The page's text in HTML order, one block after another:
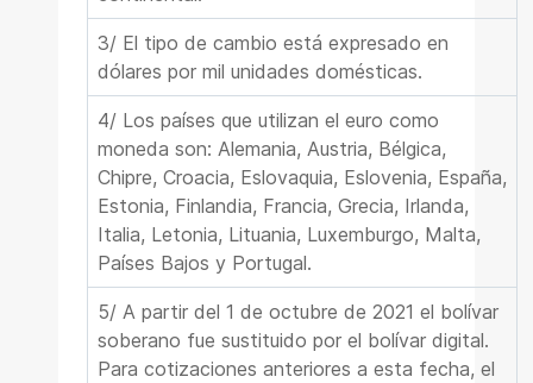
3/ El tipo de cambio está expresado en
dólares por mil unidades domésticas.
4/ Los países que utilizan el euro como
moneda son: Alemania, Austria, Bélgica,
Chipre, Croacia, Eslovaquia, Eslovenia, España,
Estonia, Finlandia, Francia, Grecia, Irlanda,
Italia, Letonia, Lituania, Luxemburgo, Malta,
Países Bajos y Portugal.
5/ A partir del 1 de octubre de 2021 el bolívar
soberano fue sustituido por el bolívar digital.
Para cotizaciones anteriores a esta fecha, el